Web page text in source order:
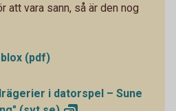
att vara sann, så är den nog
(pdf)
i datorspel – Sune